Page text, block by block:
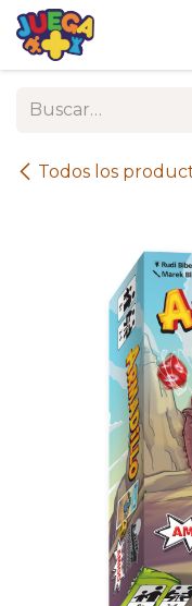
Ir al contenido
Todos los